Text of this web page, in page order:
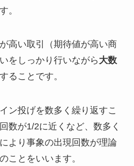
。
が高い取引（期待値が高い商
をしっかり行いながら 大数
ることです。
ン投げを数多く繰り返すこ
数が1/2に近くなど、数多く
より事象の出現回数が理論
ことをいいます。